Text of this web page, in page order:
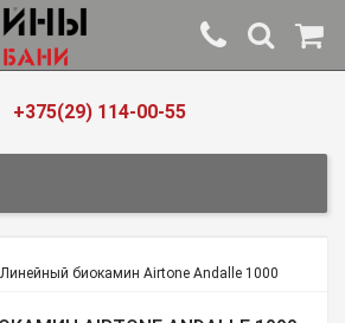
+375(29) 114-00-55
Линейный биокамин Airtone Andalle 1000